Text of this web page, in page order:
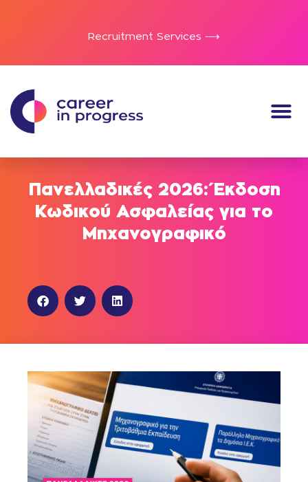
Recruitment Services ⟶
Πανελλαδικές 2026: Έκδοση
Κωδικού Ασφαλείας για το
Μηχανογραφικό